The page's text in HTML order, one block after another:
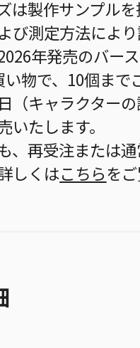
は製作サンプル
び測定方法によ
年発売のバース
物で、10個まで
（キャラクターの
いたします。
、再受注または通
しくはこちらを